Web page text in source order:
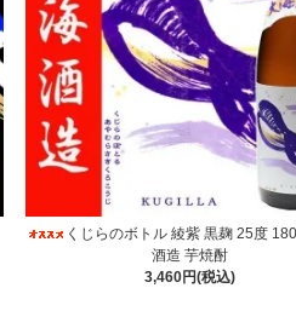
くじらのボトル 綾紫 黒麹 25度
酒造 芋焼酎
3,460円(税込)